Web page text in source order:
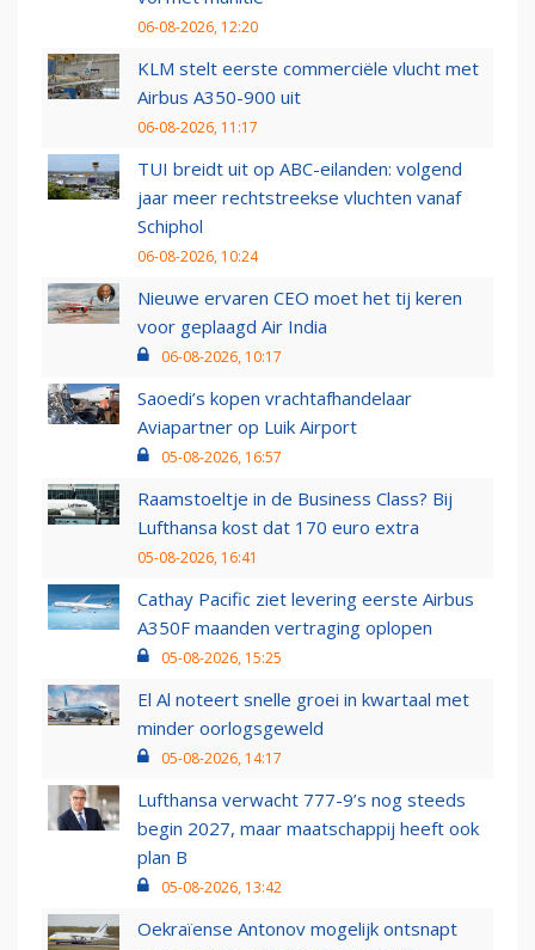
06-08-2026, 12:20
KLM stelt eerste commerciële vlucht met
Airbus A350-900 uit
06-08-2026, 11:17
TUI breidt uit op ABC-eilanden: volgend
jaar meer rechtstreekse vluchten vanaf
Schiphol
06-08-2026, 10:24
Nieuwe ervaren CEO moet het tij keren
voor geplaagd Air India
06-08-2026, 10:17
Saoedi’s kopen vrachtafhandelaar
Aviapartner op Luik Airport
05-08-2026, 16:57
Raamstoeltje in de Business Class? Bij
Lufthansa kost dat 170 euro extra
05-08-2026, 16:41
Cathay Pacific ziet levering eerste Airbus
A350F maanden vertraging oplopen
05-08-2026, 15:25
El Al noteert snelle groei in kwartaal met
minder oorlogsgeweld
05-08-2026, 14:17
Lufthansa verwacht 777-9’s nog steeds
begin 2027, maar maatschappij heeft ook
plan B
05-08-2026, 13:42
Oekraïense Antonov mogelijk ontsnapt